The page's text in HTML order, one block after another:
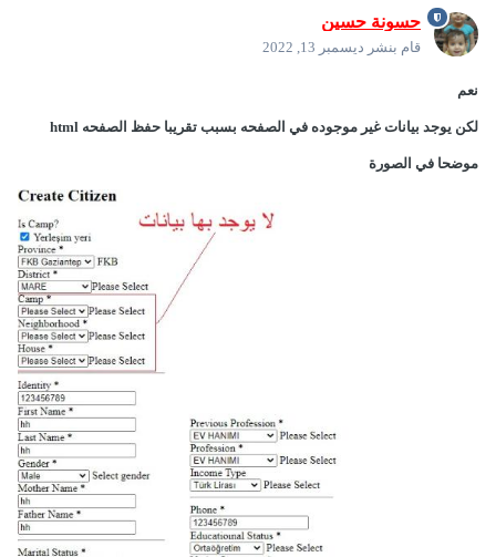
حسونة حسين
قام بنشر ديسمبر 13, 2022
نعم
لكن يوجد بيانات غير موجوده في الصفحه بسبب تقريبا حفظ الصفحه html
موضحا في الصورة